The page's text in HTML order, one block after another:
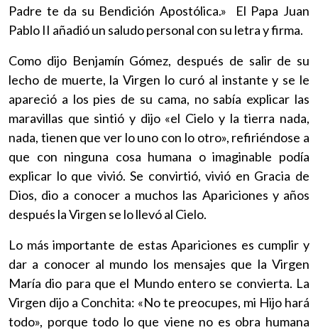
Padre te da su Bendición Apostólica.» El Papa Juan
Pablo II añadió un saludo personal con su letra y firma.
Como dijo Benjamín Gómez, después de salir de su
lecho de muerte, la Virgen lo curó al instante y se le
apareció a los pies de su cama, no sabía explicar las
maravillas que sintió y dijo «el Cielo y la tierra nada,
nada, tienen que ver lo uno con lo otro», refiriéndose a
que con ninguna cosa humana o imaginable podía
explicar lo que vivió. Se convirtió, vivió en Gracia de
Dios, dio a conocer a muchos las Apariciones y años
después la Virgen se lo llevó al Cielo.
Lo más importante de estas Apariciones es cumplir y
dar a conocer al mundo los mensajes que la Virgen
María dio para que el Mundo entero se convierta. La
Virgen dijo a Conchita: «No te preocupes, mi Hijo hará
todo», porque todo lo que viene no es obra humana